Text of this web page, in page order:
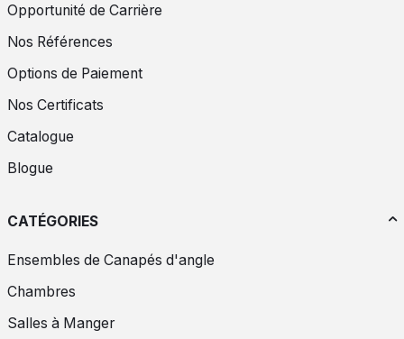
Opportunité de Carrière
Nos Références
Options de Paiement
Nos Certificats
Catalogue
Blogue
CATÉGORIES
Ensembles de Canapés d'angle
Chambres
Salles à Manger